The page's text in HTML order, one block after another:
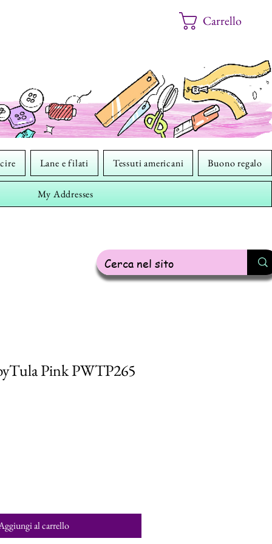
Carrello
Lane e filati Tessuti americani Buono regalo
My Addresses
Pink PWTP265
al carrello